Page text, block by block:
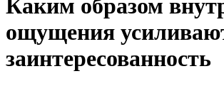
Каким образом
ощущения
заинтересованность